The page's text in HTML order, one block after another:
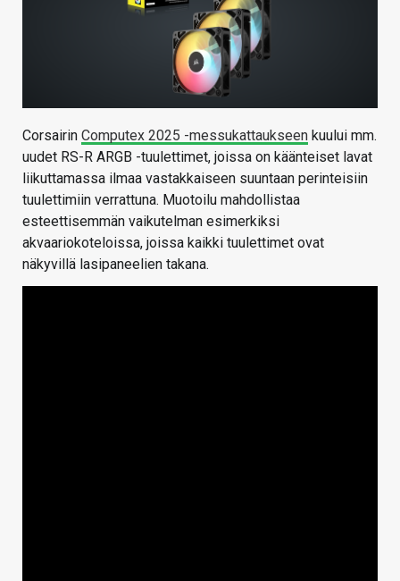
Corsairin Computex 2025 -messukattaukseen kuului mm.
uudet RS-R ARGB -tuulettimet, joissa on käänteiset lavat
liikuttamassa ilmaa vastakkaiseen suuntaan perinteisiin
tuulettimiin verrattuna. Muotoilu mahdollistaa
esteettisemmän vaikutelman esimerkiksi
akvaariokoteloissa, joissa kaikki tuulettimet ovat
näkyvillä lasipaneelien takana.